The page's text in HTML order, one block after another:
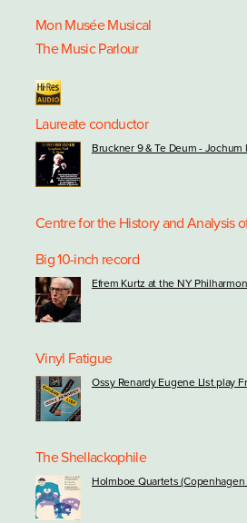
Mon Musée Musical
The Music Parlour
Laureate conductor
Bruckner 9 & Te Deum - Jochum
Centre for the History and Analysis
Big 10-inch record
Efrem Kurtz at the NY
Vinyl Fatigue
Ossy Renardy Eugene LIst play
The Shellackophile
Holmboe Quartets